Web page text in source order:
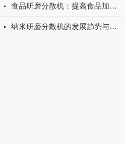
食品研磨分散机：提高食品加工质量与效率的关键设备
纳米研磨分散机的发展趋势与创新应用